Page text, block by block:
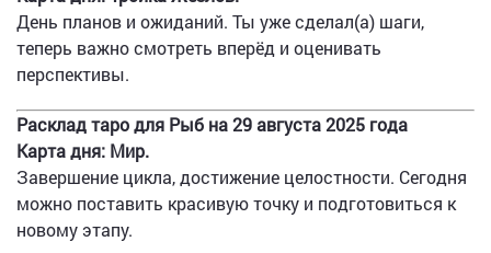
День планов и ожиданий. Ты уже сделал(а) шаги,
теперь важно смотреть вперёд и оценивать
перспективы.
Расклад таро для Рыб на 29 августа 2025 года
Карта дня: Мир.
Завершение цикла, достижение целостности. Сегодня
можно поставить красивую точку и подготовиться к
новому этапу.